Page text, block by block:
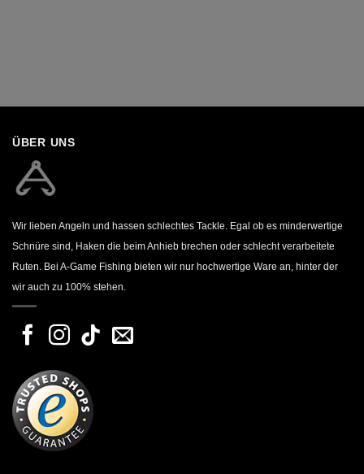
ÜBER UNS
Wir lieben Angeln und hassen schlechtes Tackle. Egal ob es minderwertige
Schnüre sind, Haken die beim Anhieb brechen oder schlecht verarbeitete
Ruten. Bei A-Game Fishing bieten wir nur hochwertige Ware an, hinter der
wir auch zu 100% stehen.